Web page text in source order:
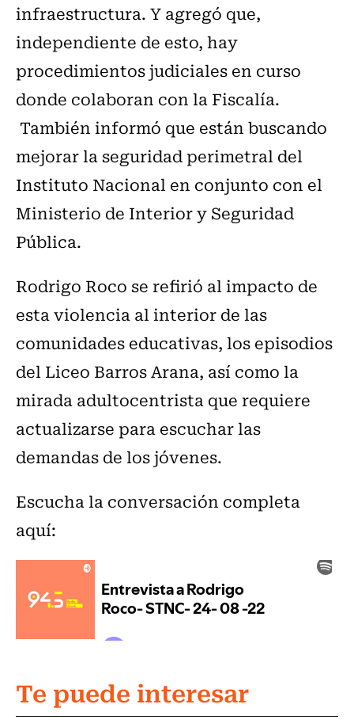
infraestructura. Y agregó que,
independiente de esto, hay
procedimientos judiciales en curso
donde colaboran con la Fiscalía.
También informó que están buscando
mejorar la seguridad perimetral del
Instituto Nacional en conjunto con el
Ministerio de Interior y Seguridad
Pública.
Rodrigo Roco se refirió al impacto de
esta violencia al interior de las
comunidades educativas, los episodios
del Liceo Barros Arana, así como la
mirada adultocentrista que requiere
actualizarse para escuchar las
demandas de los jóvenes.
Escucha la conversación completa
aquí:
Te puede interesar